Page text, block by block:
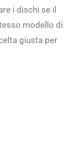
i dischi se il
modello di
giusta per